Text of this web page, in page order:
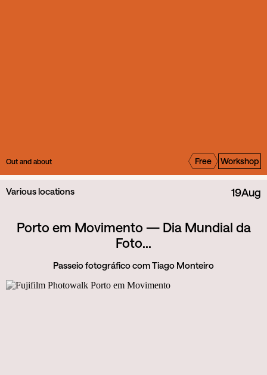
Out and about Free Workshop
Various locations 19Aug
Porto em Movimento — Dia Mundial da
Foto...
Passeio fotográfico com Tiago Monteiro